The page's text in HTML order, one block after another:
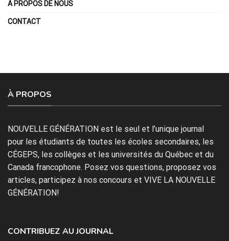
À PROPOS DE NOUS
CONTACT
À PROPOS
NOUVELLE GÉNÉRATION est le seul et l’unique journal
pour les étudiants de toutes les écoles secondaires, les
CÉGEPS, les collèges et les universités du Québec et du
Canada francophone. Posez vos questions, proposez vos
articles, participez à nos concours et VIVE LA NOUVELLE
GÉNÉRATION!
CONTRIBUEZ AU JOURNAL